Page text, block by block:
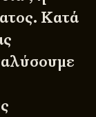
Κατά